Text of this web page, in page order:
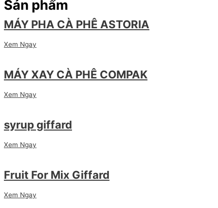
Sản phẩm
MÁY PHA CÀ PHÊ ASTORIA
Xem Ngay
MÁY XAY CÀ PHÊ COMPAK
Xem Ngay
syrup giffard
Xem Ngay
Fruit For Mix Giffard
Xem Ngay